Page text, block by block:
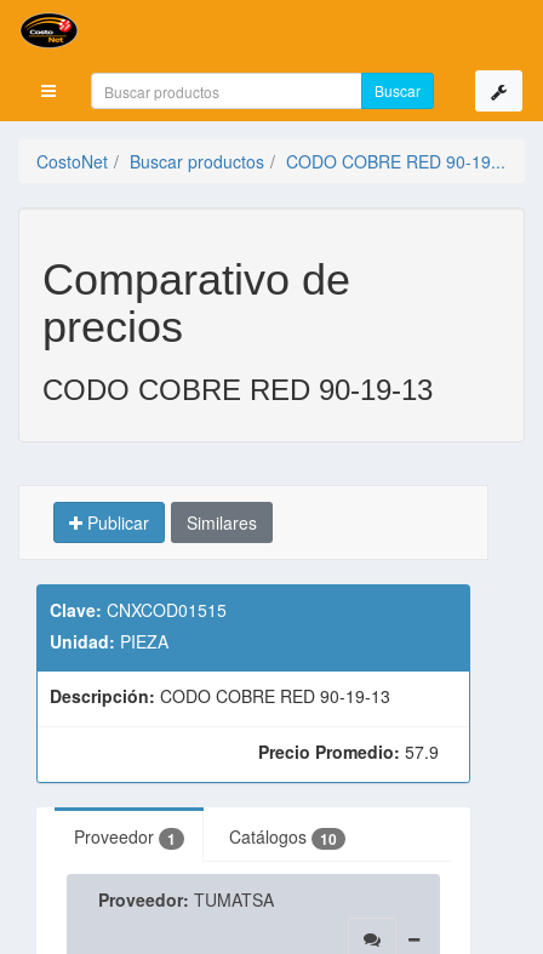
Mostrar menú
CostoNet Buscar productos CODO COBRE RED 90-19...
Comparativo de
precios
CODO COBRE RED 90-19-13
Publicar Similares
Clave: CNXCOD01515
Unidad: PIEZA
Descripción: CODO COBRE RED 90-19-13
Precio Promedio: 57.9
Proveedor 1 Catálogos 10
Proveedor: TUMATSA